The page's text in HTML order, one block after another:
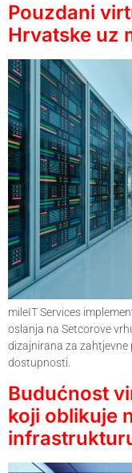
Pouzdani
Hrvatske uz
mileIT Services
oslanja na Setcorove
dizajnirana za zahtjevne
dostupnosti.
Budućnost
koji oblikuje